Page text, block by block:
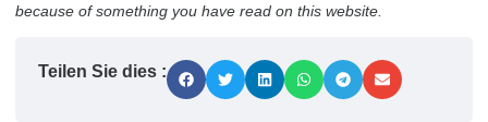
because of something you have read on this website.
Teilen Sie dies :